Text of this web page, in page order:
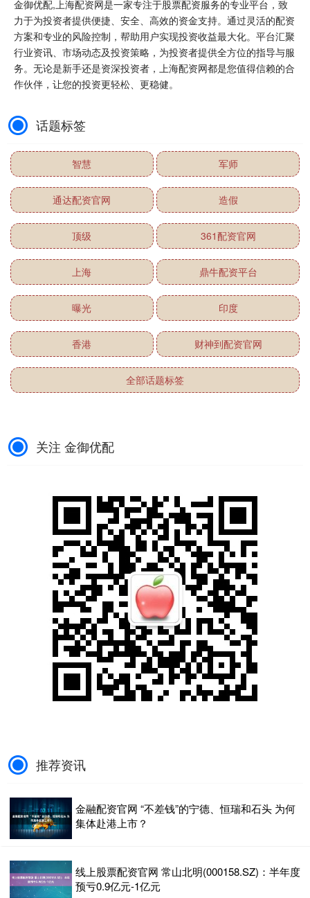
金御优配,上海配资网是一家专注于股票配资服务的专业平台，致
力于为投资者提供便捷、安全、高效的资金支持。通过灵活的配资
方案和专业的风险控制，帮助用户实现投资收益最大化。平台汇聚
行业资讯、市场动态及投资策略，为投资者提供全方位的指导与服
务。无论是新手还是资深投资者，上海配资网都是您值得信赖的合
作伙伴，让您的投资更轻松、更稳健。
话题标签
智慧 军师
通达配资官网 造假
顶级 361配资官网
上海 鼎牛配资平台
曝光 印度
香港 财神到配资官网
全部话题标签
关注 金御优配
推荐资讯
金融配资官网 “不差钱”的宁德、恒瑞和石头 为何
集体赴港上市？
线上股票配资官网 常山北明(000158.SZ)：半年度
预亏0.9亿元-1亿元